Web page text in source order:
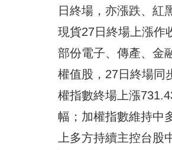
日終場，亦漲跌、紅
現貨27日終場上漲作
部份電子、傳產、金
權值股，27日終場同
權指數終場上漲
幅；加權指數維持中
上多方持續主控台股